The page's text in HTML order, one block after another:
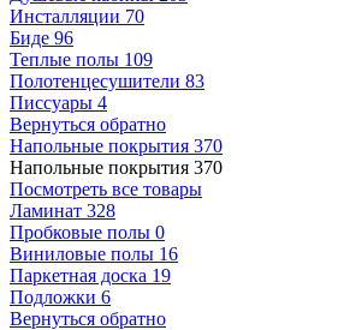
Инсталляции 70
Биде 96
Теплые полы 109
Полотенцесушители 83
Писсуары 4
Вернуться обратно
Напольные покрытия 370
Напольные покрытия 370
Посмотреть все товары
Ламинат 328
Пробковые полы 0
Виниловые полы 16
Паркетная доска 19
Подложки 6
Вернуться обратно